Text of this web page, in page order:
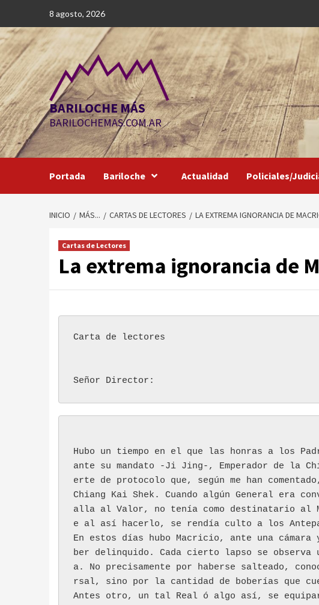
contenido
8 agosto, 2026
BARILOCHE MÁS
BARILOCHEMAS.COM.AR
Portada Bariloche Actualidad Policiales/
INICIO MÁS... CARTAS DE LECTORES LA EXTREMA IGNORANCIA DE
Cartas de Lectores
La extrema ignorancia de
Carta de lectores
Señor Director:
Hubo un tiempo en el que las honras a los
ante su mandato -Ji Jing-, Emperador de la
erte de protocolo que, según me han
Chiang Kai Shek. Cuando algún General era
alla al Valor, no tenía como destinatario al
e al así hacerlo, se rendía culto a los
En estos días hubo Macricio, ante una
ber delinquido. Cada cierto lapso se
a. No precisamente por haberse salteado,
rsal, sino por la cantidad de boberías que
Antes otro, un tal Real ó algo así, se